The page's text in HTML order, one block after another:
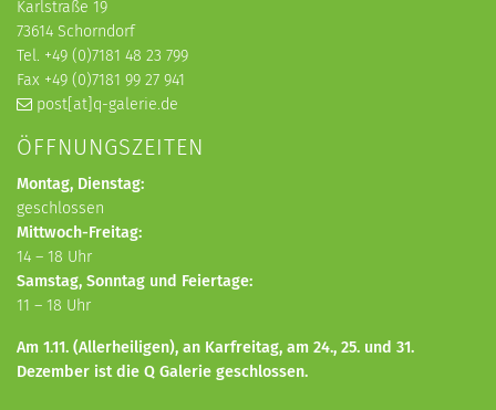
Karlstraße 19
73614 Schorndorf
Tel. +49 (0)7181 48 23 799
Fax +49 (0)7181 99 27 941
post[at]q-galerie.de
ÖFFNUNGSZEITEN
Montag, Dienstag:
geschlossen
Mittwoch-Freitag:
14 – 18 Uhr
Samstag, Sonntag und Feiertage:
11 – 18 Uhr
Am 1.11. (Allerheiligen), an Karfreitag, am 24., 25. und 31.
Dezember ist die Q Galerie geschlossen.